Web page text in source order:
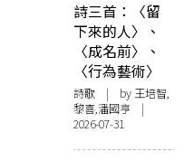
詩三首：〈留
下來的人〉、
〈成名前〉、
〈行為藝術〉
詩歌 | by 王培智,
黎喜,潘國亨 |
2026-07-31